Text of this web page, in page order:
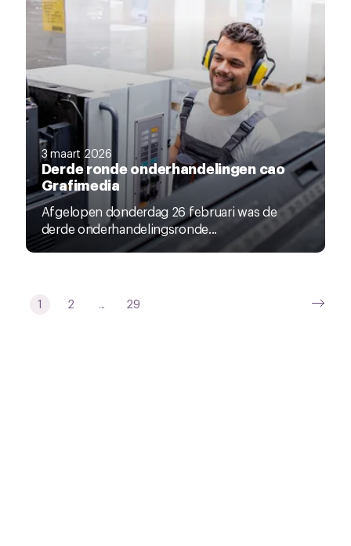
3 maart 2026
Derde ronde onderhandelingen cao
Grafimedia
Afgelopen donderdag 26 februari was de
derde onderhandelingsronde...
1 2 ... 29